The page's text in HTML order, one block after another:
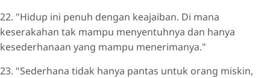
22. "Hidup ini penuh dengan keajaiban. Di mana
keserakahan tak mampu menyentuhnya dan hanya
kesederhanaan yang mampu menerimanya."
23. "Sederhana tidak hanya pantas untuk orang miskin,